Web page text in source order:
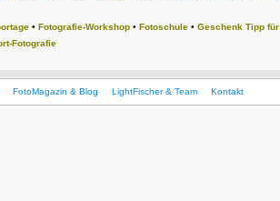
• Fotografie-Workshop • Fotoschule • Geschenk Tipp für
Fotografie
FotoMagazin & Blog LightFischer & Team Kontakt